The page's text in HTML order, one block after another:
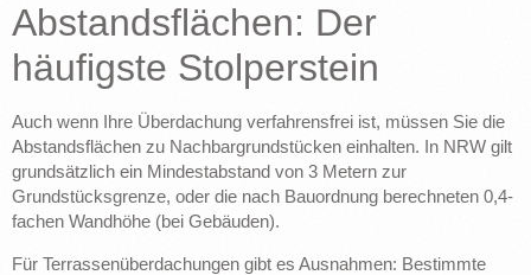
Abstandsflächen: Der
häufigste Stolperstein
Auch wenn Ihre Überdachung verfahrensfrei ist, müssen Sie die
Abstandsflächen zu Nachbargrundstücken einhalten. In NRW gilt
grundsätzlich ein Mindestabstand von 3 Metern zur
Grundstücksgrenze, oder die nach Bauordnung berechneten 0,4-
fachen Wandhöhe (bei Gebäuden).
Für Terrassenüberdachungen gibt es Ausnahmen: Bestimmte